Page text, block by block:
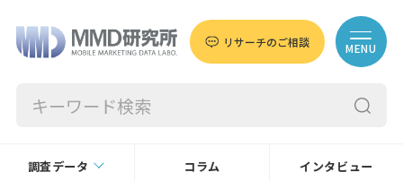
リサーチのご相談 MENU
調査データ コラム インタビュー